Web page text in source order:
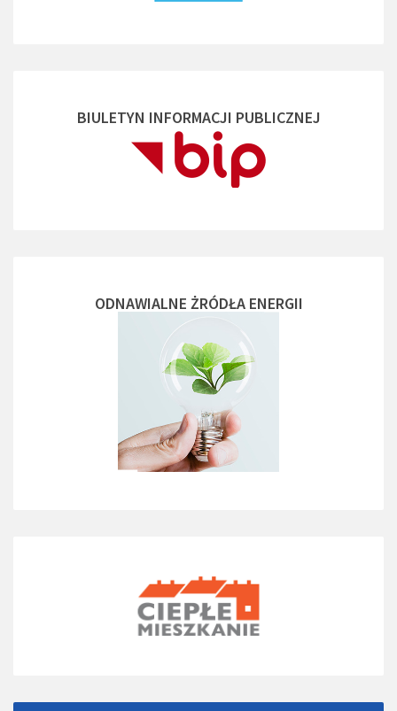
BIULETYN INFORMACJI PUBLICZNEJ
ODNAWIALNE ŻRÓDŁA ENERGII